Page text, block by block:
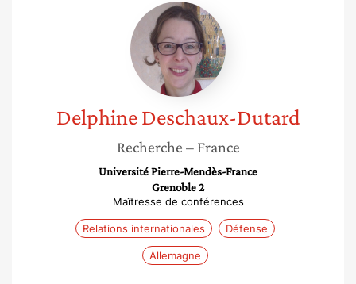
Delphine
Deschaux-
Dutard
Delphine Deschaux-Dutard
Recherche – France
Université Pierre-Mendès-France
Grenoble 2
Maîtresse de conférences
Relations internationales Défense
Allemagne